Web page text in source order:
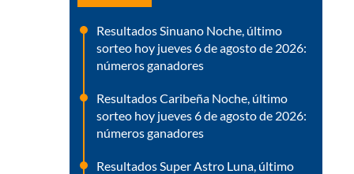
Resultados Sinuano Noche, último
sorteo hoy jueves 6 de agosto de 2026:
números ganadores
Resultados Caribeña Noche, último
sorteo hoy jueves 6 de agosto de 2026:
números ganadores
Resultados Super Astro Luna, último